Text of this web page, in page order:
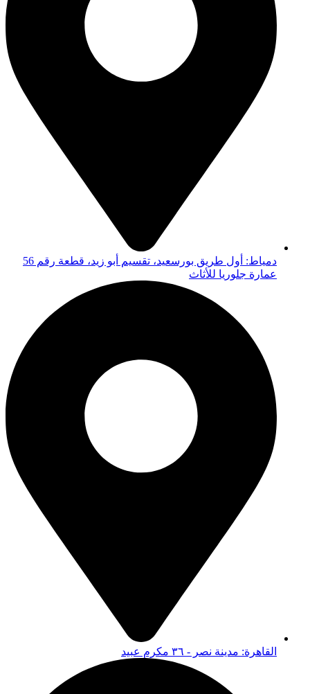
دمياط: أول طريق بورسعيد، تقسيم أبو زيد، قطعة رقم 56
عمارة جلوريا للأثاث
القاهرة: مدينة نصر - ٣٦ مكرم عبيد